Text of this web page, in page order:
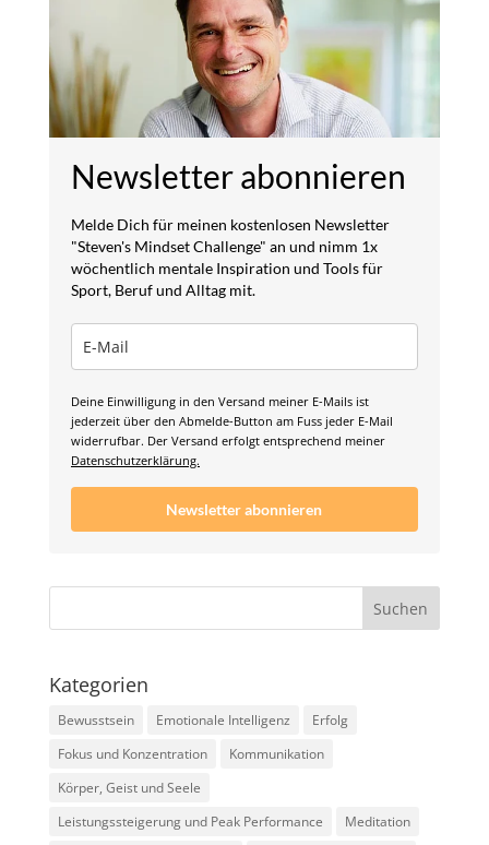
Newsletter abonnieren
Melde Dich für meinen kostenlosen Newsletter
"Steven's Mindset Challenge" an und nimm 1x
wöchentlich mentale Inspiration und Tools für
Sport, Beruf und Alltag mit.
Deine Einwilligung in den Versand meiner E-Mails ist
jederzeit über den Abmelde-Button am Fuss jeder E-Mail
widerrufbar. Der Versand erfolgt entsprechend meiner
Datenschutzerklärung.
Newsletter abonnieren
Kategorien
Bewusstsein Emotionale Intelligenz
Erfolg
Fokus und Konzentration
Kommunikation
Körper, Geist und Seele
Leistungssteigerung und Peak Performance
Meditation